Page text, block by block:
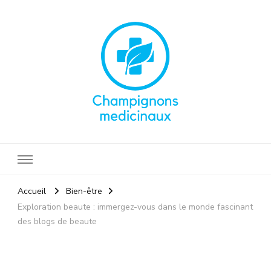
Accueil
Bien-être
Exploration beaute : immergez-vous dans le monde fascinant
des blogs de beaute